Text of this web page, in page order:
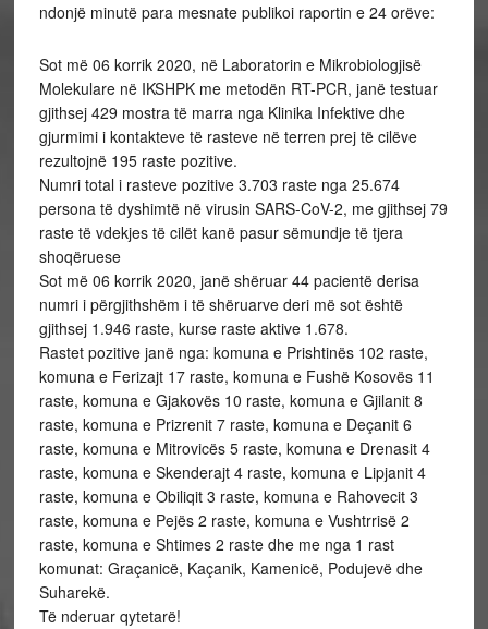
ndonjë minutë para mesnate publikoi raportin e 24 orëve:
Sot më 06 korrik 2020, në Laboratorin e Mikrobiologjisë
Molekulare në IKSHPK me metodën RT-PCR, janë testuar
gjithsej 429 mostra të marra nga Klinika Infektive dhe
gjurmimi i kontakteve të rasteve në terren prej të cilëve
rezultojnë 195 raste pozitive.
Numri total i rasteve pozitive 3.703 raste nga 25.674
persona të dyshimtë në virusin SARS-CoV-2, me gjithsej 79
raste të vdekjes të cilët kanë pasur sëmundje të tjera
shoqëruese
Sot më 06 korrik 2020, janë shëruar 44 pacientë derisa
numri i përgjithshëm i të shëruarve deri më sot është
gjithsej 1.946 raste, kurse raste aktive 1.678.
Rastet pozitive janë nga: komuna e Prishtinës 102 raste,
komuna e Ferizajt 17 raste, komuna e Fushë Kosovës 11
raste, komuna e Gjakovës 10 raste, komuna e Gjilanit 8
raste, komuna e Prizrenit 7 raste, komuna e Deçanit 6
raste, komuna e Mitrovicës 5 raste, komuna e Drenasit 4
raste, komuna e Skenderajt 4 raste, komuna e Lipjanit 4
raste, komuna e Obiliqit 3 raste, komuna e Rahovecit 3
raste, komuna e Pejës 2 raste, komuna e Vushtrrisë 2
raste, komuna e Shtimes 2 raste dhe me nga 1 rast
komunat: Graçanicë, Kaçanik, Kamenicë, Podujevë dhe
Suharekë.
Të nderuar qytetarë!